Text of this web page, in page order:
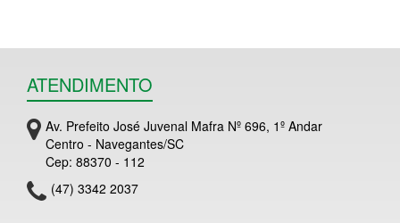
ATENDIMENTO
Av. Prefeito José Juvenal Mafra Nº 696, 1º Andar
Centro - Navegantes/SC
Cep: 88370 - 112
(47) 3342 2037